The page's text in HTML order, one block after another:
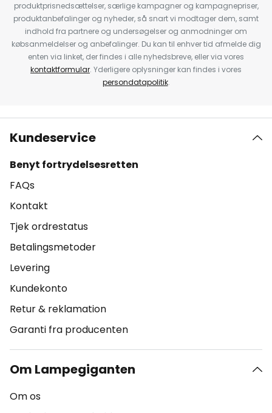
produktprisnedsættelser, særlige kampagner og kampagnepriser,
produktanbefalinger og nyheder, så snart vi modtager dem, samt
indhold fra partnere og undersøgelser og anmodninger om
købsanmeldelser og anbefalinger. Du kan til enhver tid afmelde dig
enten via linket, der findes i alle nyhedsbreve, eller via vores
kontaktformular. Yderligere oplysninger kan findes i vores
persondatapolitik.
Kundeservice
Benyt fortrydelsesretten
FAQs
Kontakt
Tjek ordrestatus
Betalingsmetoder
Levering
Kundekonto
Retur & reklamation
Garanti fra producenten
Om Lampegiganten
Om os